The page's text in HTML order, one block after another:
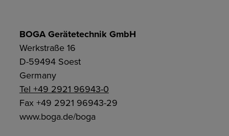
BOGA Gerätetechnik GmbH
Werkstraße 16
D-59494 Soest
Germany
Tel +49 2921 96943-0
Fax +49 2921 96943-29
www.boga.de/boga